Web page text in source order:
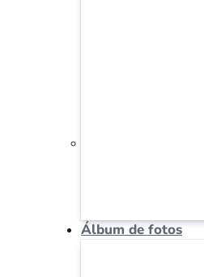
Álbum de fotos